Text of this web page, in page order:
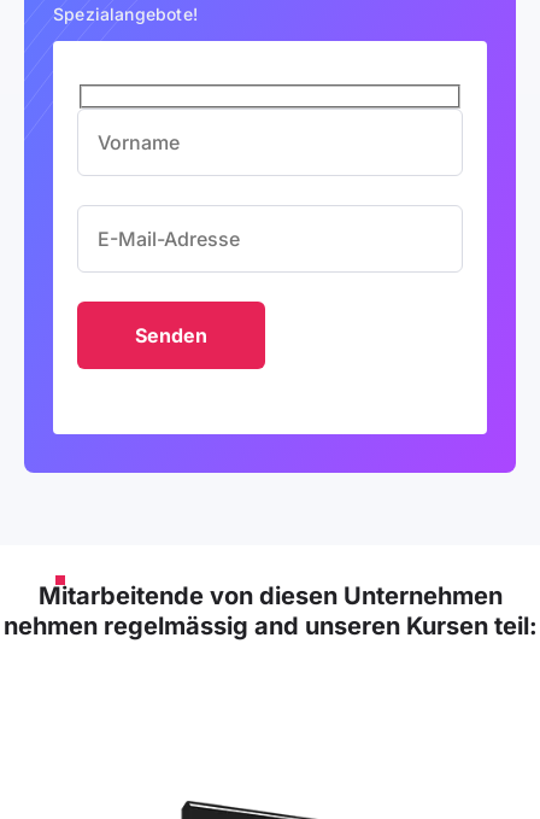
Spezialangebote!
Mitarbeitende von diesen Unternehmen
nehmen regelmässig and unseren Kursen teil: